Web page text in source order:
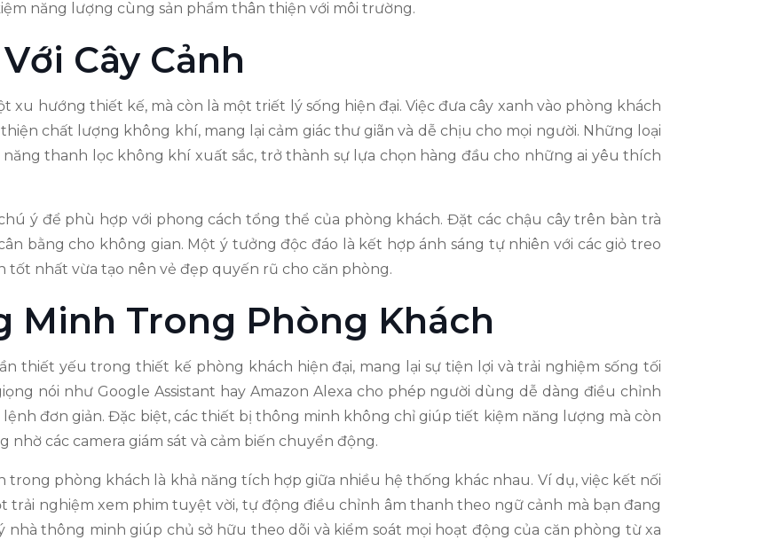
năng lượng cùng sản phẩm thân thiện với môi trường.
Cây Cảnh
xu hướng thiết kế, mà còn là một triết lý sống hiện đại. Việc đưa cây xanh vào phòng khách
chất lượng không khí, mang lại cảm giác thư giãn và dễ chịu cho mọi người. Những loại
năng thanh lọc không khí xuất sắc, trở thành sự lựa chọn hàng đầu cho những ai yêu thích
ý để phù hợp với phong cách tổng thể của phòng khách. Đặt các chậu cây trên bàn trà
bằng cho không gian. Một ý tưởng độc đáo là kết hợp ánh sáng tự nhiên với các giỏ treo
tốt nhất vừa tạo nên vẻ đẹp quyến rũ cho căn phòng.
Minh Trong Phòng Khách
thiết yếu trong thiết kế phòng khách hiện đại, mang lại sự tiện lợi và trải nghiệm sống tối
nói như Google Assistant hay Amazon Alexa cho phép người dùng dễ dàng điều chỉnh
lệnh đơn giản. Đặc biệt, các thiết bị thông minh không chỉ giúp tiết kiệm năng lượng mà còn
các camera giám sát và cảm biến chuyển động.
phòng khách là khả năng tích hợp giữa nhiều hệ thống khác nhau. Ví dụ, việc kết nối
trải nghiệm xem phim tuyệt vời, tự động điều chỉnh âm thanh theo ngữ cảnh mà bạn đang
thông minh giúp chủ sở hữu theo dõi và kiểm soát mọi hoạt động của căn phòng từ xa